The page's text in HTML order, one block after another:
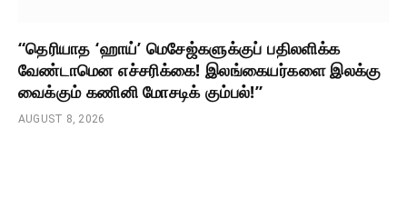
“தெரியாத ‘ஹாய்’ மெசேஜ்களுக்குப் பதிலளிக்க
வேண்டாமென எச்சரிக்கை! இலங்கையர்களை இலக்கு
வைக்கும் கணினி மோசடிக் கும்பல்!”
AUGUST 8, 2026